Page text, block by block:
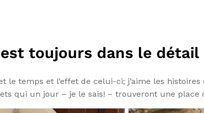
toujours dans le détail
le temps et l’effet de celui-ci; j’aime les
qui un jour – je le sais! – trouveront une place